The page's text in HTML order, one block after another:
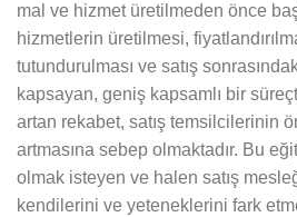
mal ve hizmet üretilmeden önce
hizmetlerin üretilmesi,
tutundurulması ve satış
kapsayan, geniş kapsamlı bir
artan rekabet, satış temsilcilerinin
artmasına sebep olmaktadır. Bu
olmak isteyen ve halen satış
kendilerini ve yeteneklerini fark